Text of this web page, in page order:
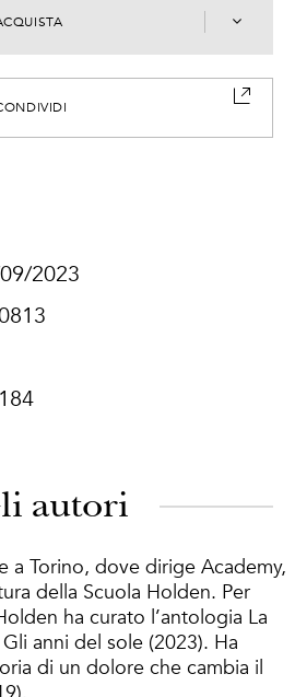
2023
autori
a Torino, dove dirige Academy,
della Scuola Holden. Per
ha curato l’antologia La
anni del sole (2023). Ha
di un dolore che cambia il